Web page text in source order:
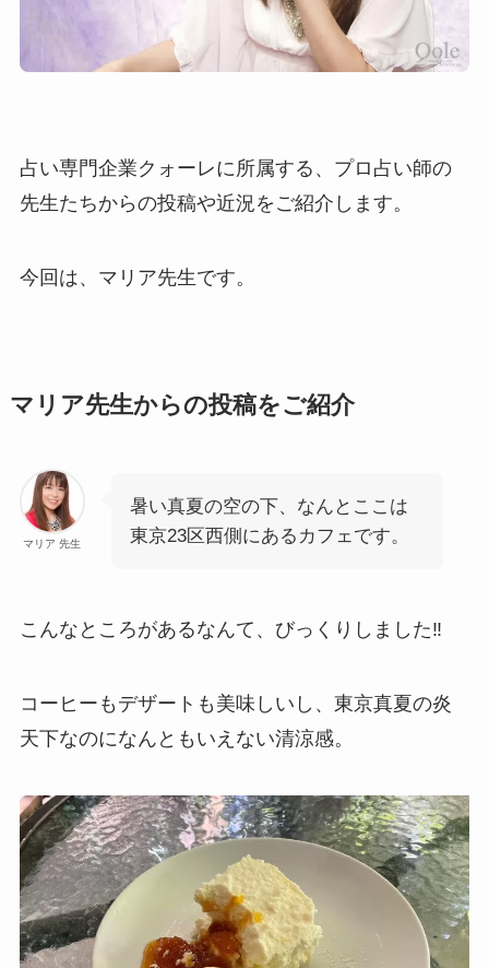
占い専門企業クォーレに所属する、プロ占い師の
先生たちからの投稿や近況をご紹介します。
今回は、マリア先生です。
マリア先生からの投稿をご紹介
マリア 先生
暑い真夏の空の下、なんとここは
東京23区西側にあるカフェです。
こんなところがあるなんて、びっくりしました‼️
コーヒーもデザートも美味しいし、東京真夏の炎
天下なのになんともいえない清涼感。